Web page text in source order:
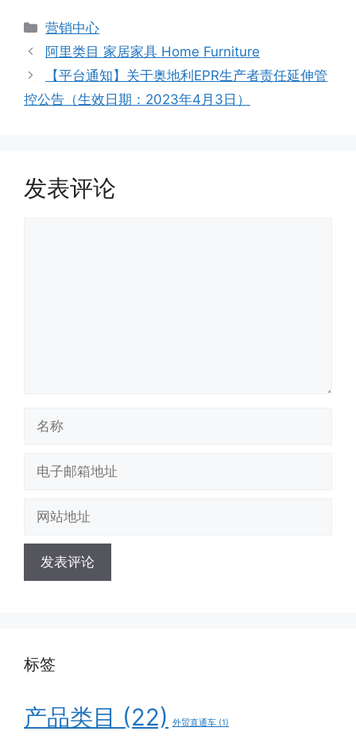
分
类
营销中心
阿里类目 家居家具 Home Furniture
【平台通知】关于奥地利EPR生产者责任延伸管
控公告（生效日期：2023年4月3日）
发表评论
地
地
标签
产品类目 (22) 外贸直通车 (1)